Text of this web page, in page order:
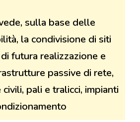
sulla base delle
la condivisione di siti
futura realizzazione e
passive di rete,
pali e tralicci, impianti